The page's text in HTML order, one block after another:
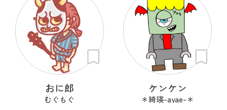
おに郎
むぐもぐ
ケンケン
＊綺瑛-ayae-＊